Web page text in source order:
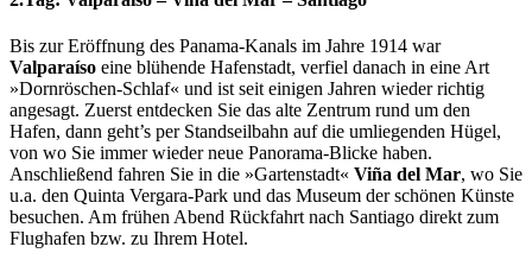
Bis zur Eröffnung des Panama-Kanals im Jahre 1914 war
Valparaíso eine blühende Hafenstadt, verfiel danach in eine Art
»Dornröschen-Schlaf« und ist seit einigen Jahren wieder richtig
angesagt. Zuerst entdecken Sie das alte Zentrum rund um den
Hafen, dann geht’s per Standseilbahn auf die umliegenden Hügel,
von wo Sie immer wieder neue Panorama-Blicke haben.
Anschließend fahren Sie in die »Gartenstadt« Viña del Mar, wo Sie
u.a. den Quinta Vergara-Park und das Museum der schönen Künste
besuchen. Am frühen Abend Rückfahrt nach Santiago direkt zum
Flughafen bzw. zu Ihrem Hotel.